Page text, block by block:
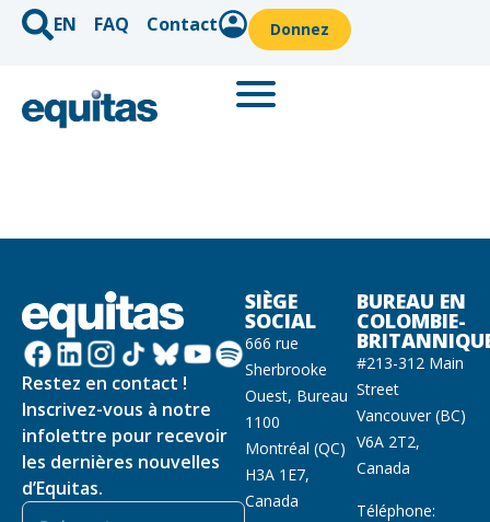
EN FAQ Contact Donnez
Restez en contact !
Inscrivez-vous à notre
infolettre pour recevoir
les dernières nouvelles
d’Equitas.
SIÈGE
SOCIAL
666 rue
Sherbrooke
Ouest, Bureau
1100
Montréal (QC)
H3A 1E7,
Canada
BUREAU EN
COLOMBIE-
#213-312 Main
Street
Vancouver (BC)
V6A 2T2,
Canada
Téléphone: